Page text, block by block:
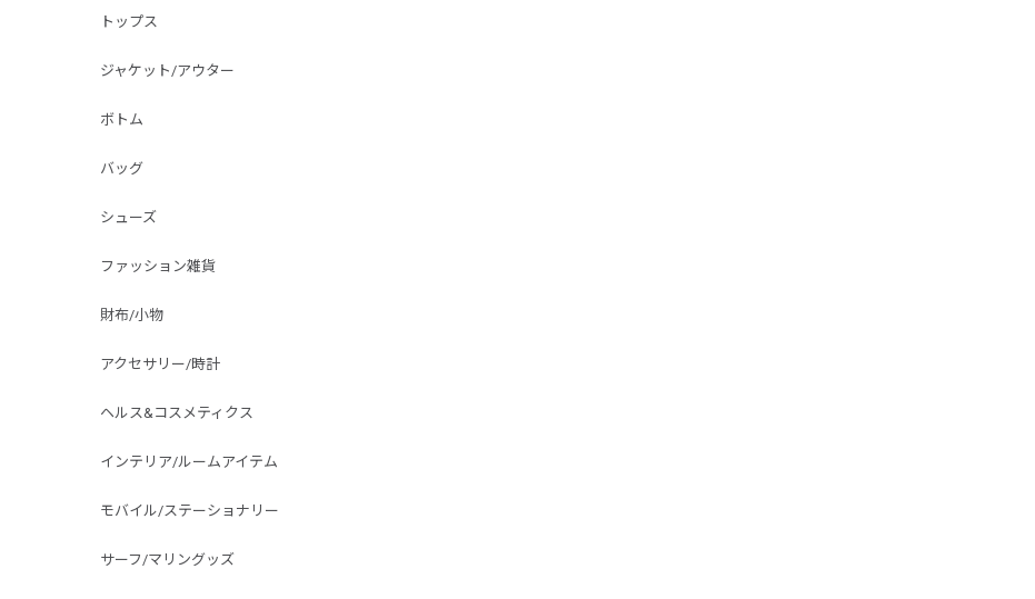
トップス
ジャケット/アウター
ボトム
バッグ
シューズ
ファッション雑貨
財布/小物
アクセサリー/時計
ヘルス&コスメティクス
インテリア/ルームアイテム
モバイル/ステーショナリー
サーフ/マリングッズ